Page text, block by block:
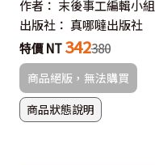
作者： 末後事工編輯小組
出版社： 真哪噠出版社
特價 NT 342380
商品絕版，無法購買
商品狀態說明